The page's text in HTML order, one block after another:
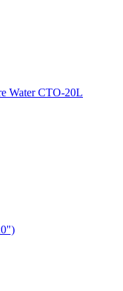
Water CTO-20L